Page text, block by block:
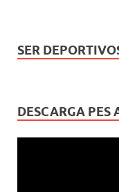
SER
DESCARGA PES